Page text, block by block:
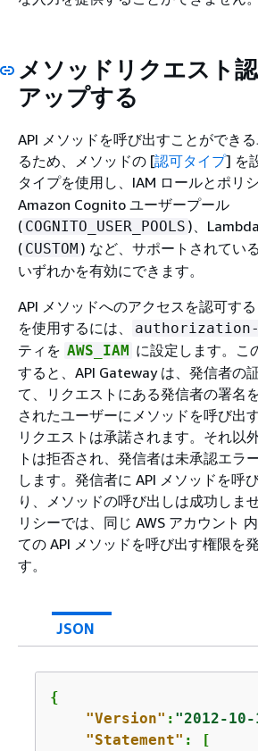
メソッドリクエスト
アップする
API メソッドを呼び出すことができ
るため、メソッドの [認可タイプ] を
タイプを使用し、IAM ロールとポリ
Amazon Cognito ユーザープール
( COGNITO_USER_POOLS )、
( CUSTOM ) など、サポートされてい
いずれかを有効にできます。
API メソッドへのアクセスを認可す
を使用するには、
ティを AWS_IAM に設定します。こ
すると、API Gateway は、発信者の
て、リクエストにある発信者の署名
されたユーザーにメソッドを呼び出
リクエストは承諾されます。それ以
トは拒否され、発信者は未承認エラ
します。発信者に API メソッドを呼
り、メソッドの呼び出しは成功しま
リシーでは、同じ AWS アカウント
ての API メソッドを呼び出す権限を
す。
JSON
{
"Version" : "2012-10-
"Statement" : [